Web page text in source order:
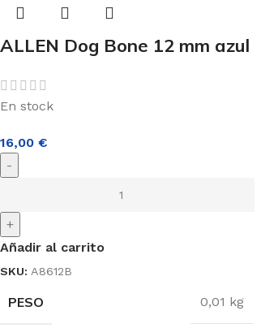
ALLEN Dog Bone 12 mm azul
En stock
16,00 €
-
+
Añadir al carrito
SKU: A8612B
PESO 0,01 kg